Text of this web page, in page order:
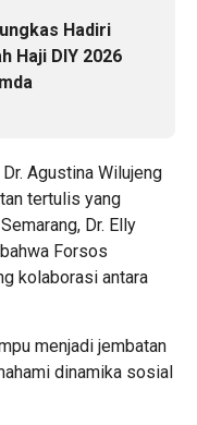
Hadiri
Haji DIY 2026
Agustina Wilujeng
tertulis yang
Dr. Elly
Forsos
kolaborasi antara
menjadi jembatan
dinamika sosial